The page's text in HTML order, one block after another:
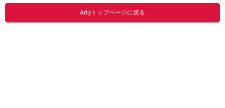
Artyトップページに戻る